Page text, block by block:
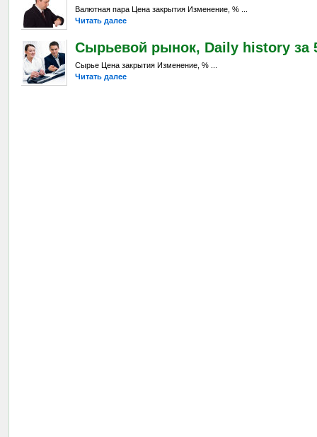
Валютная пара Цена закрытия Изменение, % ...
Читать далее
Сырьевой рынок, Daily history за
Сырье Цена закрытия Изменение, % ...
Читать далее